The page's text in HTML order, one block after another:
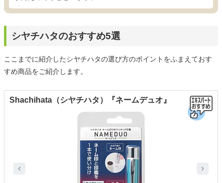
シヤチハタのおすすめ5選
ここまでに紹介したシヤチハタの選び方のポイントをふまえておす
すめ商品をご紹介します。
Shachihata（シヤチハタ）『ネームデュオ』